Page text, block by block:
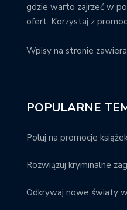
gdzie warto zajrzeć w
ofert. Korzystaj z
Wpisy na stronie
POPULARNE
Poluj na promocje
Rozwiązuj kryminalne
Odkrywaj nowe światy